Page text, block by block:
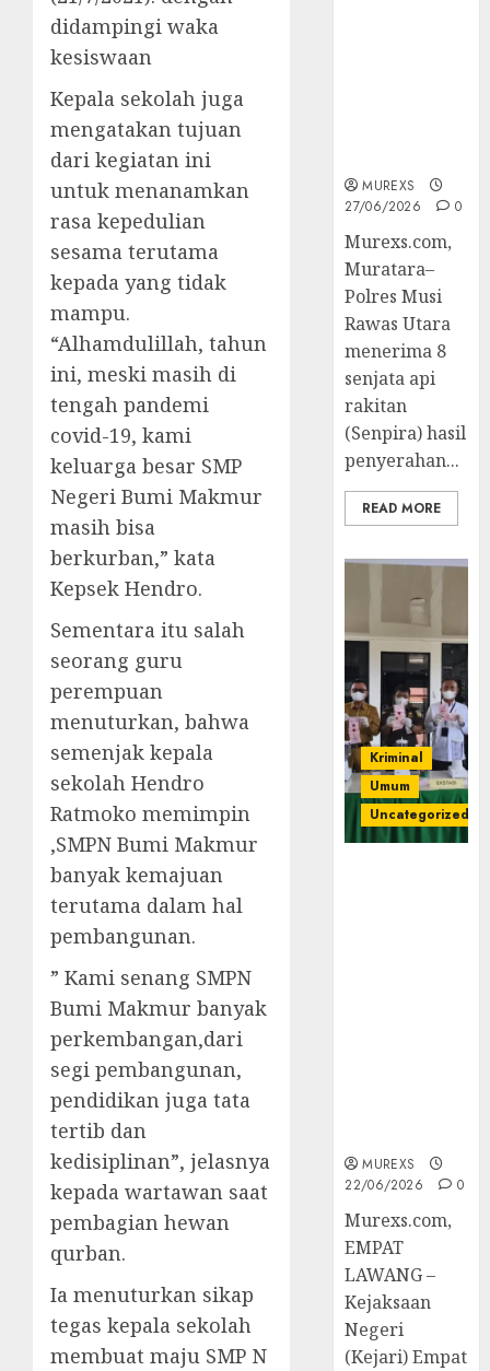
didampingi waka
kesiswaan
Kepala sekolah juga
mengatakan tujuan
dari kegiatan ini
untuk menanamkan
rasa kepedulian
sesama terutama
kepada yang tidak
mampu.
“Alhamdulillah, tahun
ini, meski masih di
tengah pandemi
covid-19, kami
keluarga besar SMP
Negeri Bumi Makmur
masih bisa
berkurban,” kata
Kepsek Hendro.
Sementara itu salah
seorang guru
perempuan
menuturkan, bahwa
semenjak kepala
sekolah Hendro
Ratmoko memimpin
,SMPN Bumi Makmur
banyak kemajuan
terutama dalam hal
pembangunan.
” Kami senang SMPN
Bumi Makmur banyak
perkembangan,dari
segi pembangunan,
pendidikan juga tata
tertib dan
kedisiplinan”, jelasnya
kepada wartawan saat
pembagian hewan
qurban.
Ia menuturkan sikap
tegas kepala sekolah
membuat maju SMP N
MUREXS
27/06/2026
0
Murexs.com,
Muratara–
Polres Musi
Rawas Utara
menerima 8
senjata api
rakitan
(Senpira) hasil
penyerahan...
READ MORE
Kriminal
Umum
Uncategorized
MUREXS
22/06/2026
0
‎Murexs.com,
EMPAT
LAWANG –
Kejaksaan
Negeri
(Kejari) Empat